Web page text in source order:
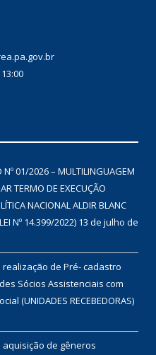
Nº 01/2026 – MULTILINGUAGEM
TERMO DE EXECUÇÃO
NACIONAL ALDIR BLANC
Nº 14.399/2022) 13 de julho de
realização de Pré- cadastro
Sócios Assistenciais com
(UNIDADES RECEBEDORAS)
aquisição de gêneros